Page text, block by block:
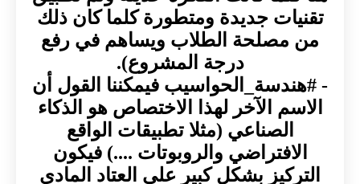
تقنيات جديدة ومتطورة كلما كان ذلك
من مصلحة الطلاب ويساهم في رفع
درجة المشروع).
- #هندسة_الحواسيب فيمكننا القول أن
الاسم الآخر لهذا الاختصاص هو الذكاء
الصناعي (مثلا تطبيقات الواقع
الافتراضي والروبوتات ....) فيكون
التركيز بشكل كبير على العتاد المادي